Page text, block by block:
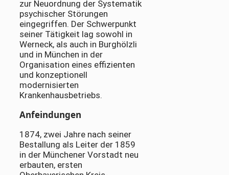
zur Neuordnung der Systematik
psychischer Störungen
eingegriffen. Der Schwerpunkt
seiner Tätigkeit lag sowohl in
Werneck, als auch in Burghölzli
und in München in der
Organisation eines effizienten
und konzeptionell
modernisierten
Krankenhausbetriebs.
Anfeindungen
1874, zwei Jahre nach seiner
Bestallung als Leiter der 1859
in der Münchener Vorstadt neu
erbauten, ersten